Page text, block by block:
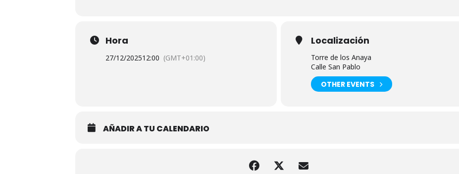
Hora
27/12/202512:00 (GMT+01:00)
Localización
Torre de los Anaya
Calle San Pablo
OTHER EVENTS
AÑADIR A TU CALENDARIO